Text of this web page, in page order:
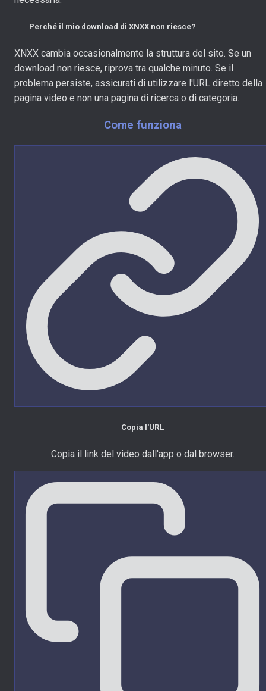
Perché il mio download di XNXX non riesce?
XNXX cambia occasionalmente la struttura del sito. Se un
download non riesce, riprova tra qualche minuto. Se il
problema persiste, assicurati di utilizzare l'URL diretto della
pagina video e non una pagina di ricerca o di categoria.
Come funziona
Copia l'URL
Copia il link del video dall'app o dal browser.